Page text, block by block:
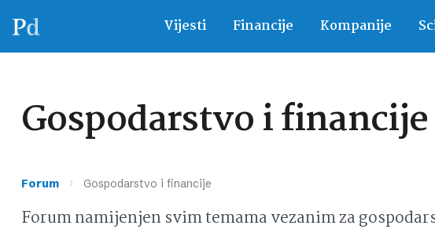
Vijesti Financije Kompanije
Gospodarstvo i financije
Forum › Gospodarstvo i financije
Forum namijenjen svim temama vezanim za